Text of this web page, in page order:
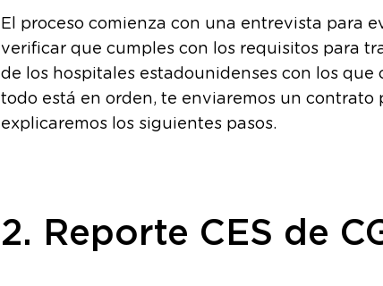
El proceso comienza con una entrevista para
verificar que cumples con los requisitos para
de los hospitales estadounidenses con los que
todo está en orden, te enviaremos un contrato
explicaremos los siguientes pasos.
2. Reporte CES de